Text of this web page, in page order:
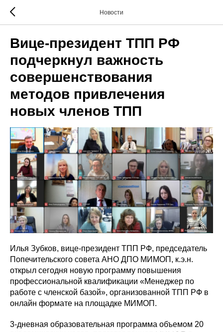
Новости
Вице-президент ТПП РФ
подчеркнул важность
совершенствования
методов привлечения
новых членов ТПП
Илья Зубков, вице-президент ТПП РФ, председатель
Попечительского совета АНО ДПО МИМОП, к.э.н.
открыл сегодня новую программу повышения
профессиональной квалификации «Менеджер по
работе с членской базой», организованной ТПП РФ в
онлайн формате на площадке МИМОП.
3-дневная образовательная программа объемом 20